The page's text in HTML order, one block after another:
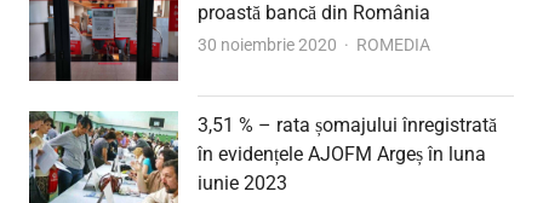
proastă bancă din România
30 noiembrie 2020 Author
ROMEDIA
3,51 % – rata șomajului înregistrată
în evidențele AJOFM Argeș în luna
iunie 2023